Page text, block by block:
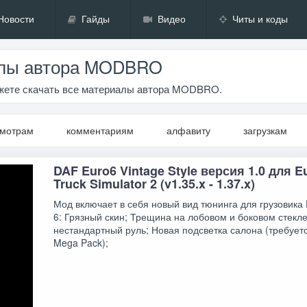
Гайды Видео Читы и коды
автора MODBRO
скачать все материалы автора MODBRO.
комментариям алфавиту загрузкам
DAF Euro6 Vintage Style версия 1.0 для
Truck Simulator 2 (v1.35.x - 1.37.x)
Мод включает в себя новый вид тюнинга для грузовика
6: Грязный скин; Трещина на лобовом и боковом
нестандартный руль; Новая подсветка салона
Mega Pack);